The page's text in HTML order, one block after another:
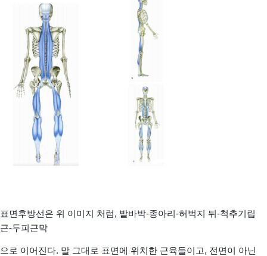
표면후방선은 위 이미지 처럼, 발바박-종아리-허벅지 뒤-척추기립
근-두피근막
으로 이어진다. 말 그대로 표면에 위치한 근육들이고, 전면이 아닌